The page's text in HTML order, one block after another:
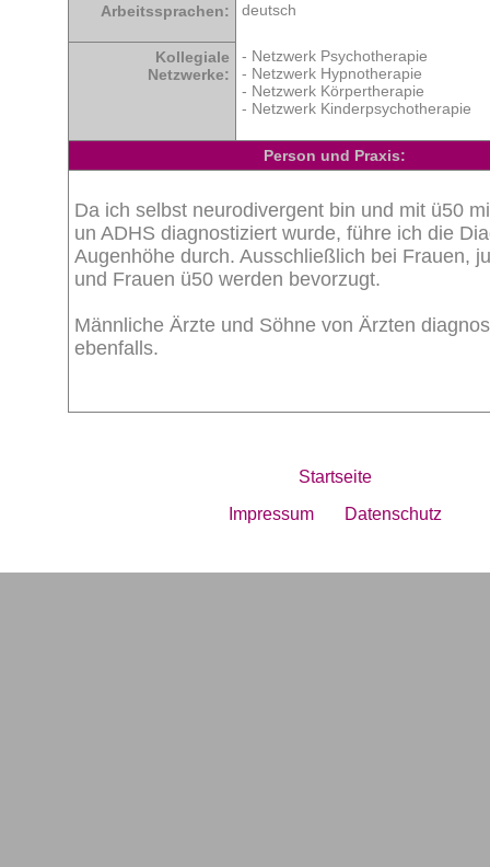
Arbeitssprachen: deutsch
Kollegiale
Netzwerke:
- Netzwerk Psychotherapie
- Netzwerk Hypnotherapie
- Netzwerk Körpertherapie
- Netzwerk Kinderpsychotherapie
Person und Praxis:
Da ich selbst neurodivergent bin und mit ü50
un ADHS diagnostiziert wurde, führe ich die
Augenhöhe durch. Ausschließlich bei Frauen,
und Frauen ü50 werden bevorzugt.
Männliche Ärzte und Söhne von Ärzten
ebenfalls.
Startseite
Impressum
Datenschutz